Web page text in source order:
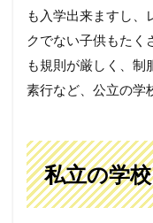
も入学出来ますし、
クでない子供もたく
も規則が厳しく、制
素行など、公立の学
私立の学校